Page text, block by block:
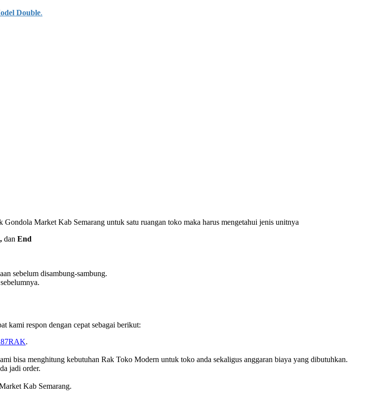
Double.
Market Kab Semarang untuk satu ruangan toko maka harus mengetahui jenis unitnya
dan End
sebelum disambung-sambung.
kami respon dengan cepat sebagai berikut:
.
bisa menghitung kebutuhan Rak Toko Modern untuk toko anda sekaligus anggaran biaya yang dibutuhkan.
jadi order.
Kab Semarang.